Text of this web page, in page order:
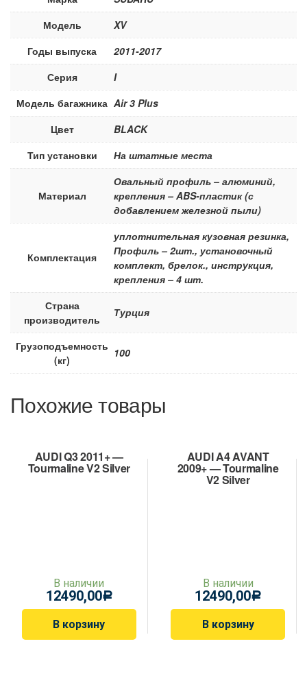
Модель
XV
Годы выпуска
2011-2017
Серия
I
Модель багажника Air 3 Plus
Цвет
BLACK
Тип установки
На штатные места
Материал
Овальный профиль – алюминий,
крепления – ABS-пластик (с
добавлением железной пыли)
Комплектация
уплотнительная кузовная резинка,
Профиль – 2шт., установочный
комплект, брелок., инструкция,
крепления – 4 шт.
Страна
производитель
Турция
Грузоподъемность
(кг)
100
Похожие товары
AUDI Q3 2011+ —
Tourmaline V2 Silver
В наличии
12490,00Р
В корзину
AUDI A4 AVANT
2009+ — Tourmaline
V2 Silver
В наличии
12490,00Р
В корзину